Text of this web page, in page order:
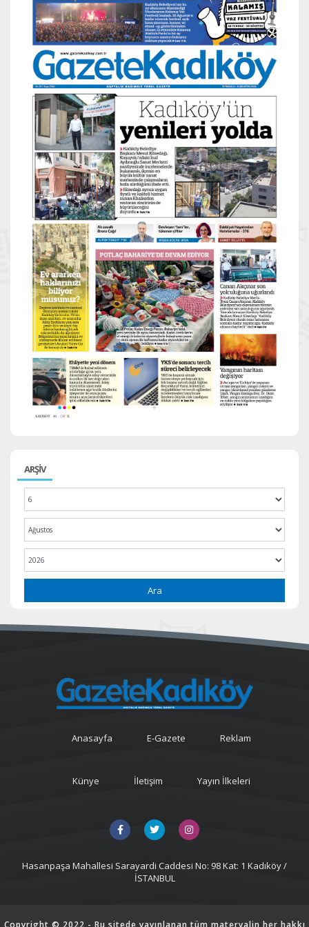
ARŞİV
Ara
Anasayfa E-Gazete Reklam
Künye İletişim Yayın İlkeleri
Hasanpaşa Mahallesi Sarayardi Caddesi No: 98 Kat: 1 Kadıköy /
İSTANBUL
Copyright © 2022 - Bu sitede yayınlanan tüm materyalin her hakkı